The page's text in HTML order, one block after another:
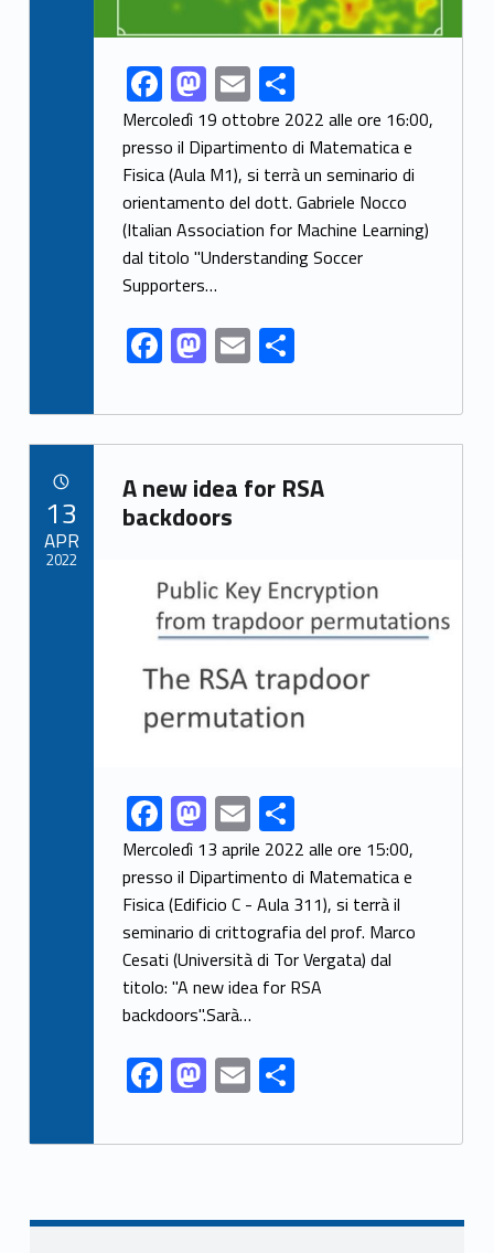
Link identifier share facebook archive #share-link-archive-96177F
ac
e
b
o
o
k
M
as
to
d
o
n
E
m
ai
l
S
h
ar
e
Mercoledì 19 ottobre 2022 alle ore 16:00,
presso il Dipartimento di Matematica e
Fisica (Aula M1), si terrà un seminario di
orientamento del dott. Gabriele Nocco
(Italian Association for Machine Learning)
dal titolo "Understanding Soccer
Supporters…
F
ac
e
b
o
o
M
as
to
d
o
n
E
m
ai
l
S
ar
e
Link identifier archive #link-archive-27638
A new idea for RSA
backdoors
Link identifier share facebook archive #share-link-archive-25312F
ac
e
b
o
o
k
M
as
to
d
o
n
E
m
ai
l
S
h
ar
e
Mercoledì 13 aprile 2022 alle ore 15:00,
presso il Dipartimento di Matematica e
Fisica (Edificio C - Aula 311), si terrà il
seminario di crittografia del prof. Marco
Cesati (Università di Tor Vergata) dal
titolo: "A new idea for RSA
backdoors".Sarà…
F
ac
e
o
M
as
to
o
E
m
ai
S
ar
13
APR
2022